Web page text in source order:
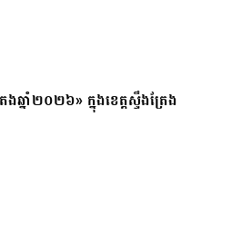
ាំ២០២៦» ក្នុងខេត្តស្ទឹងត្រែង